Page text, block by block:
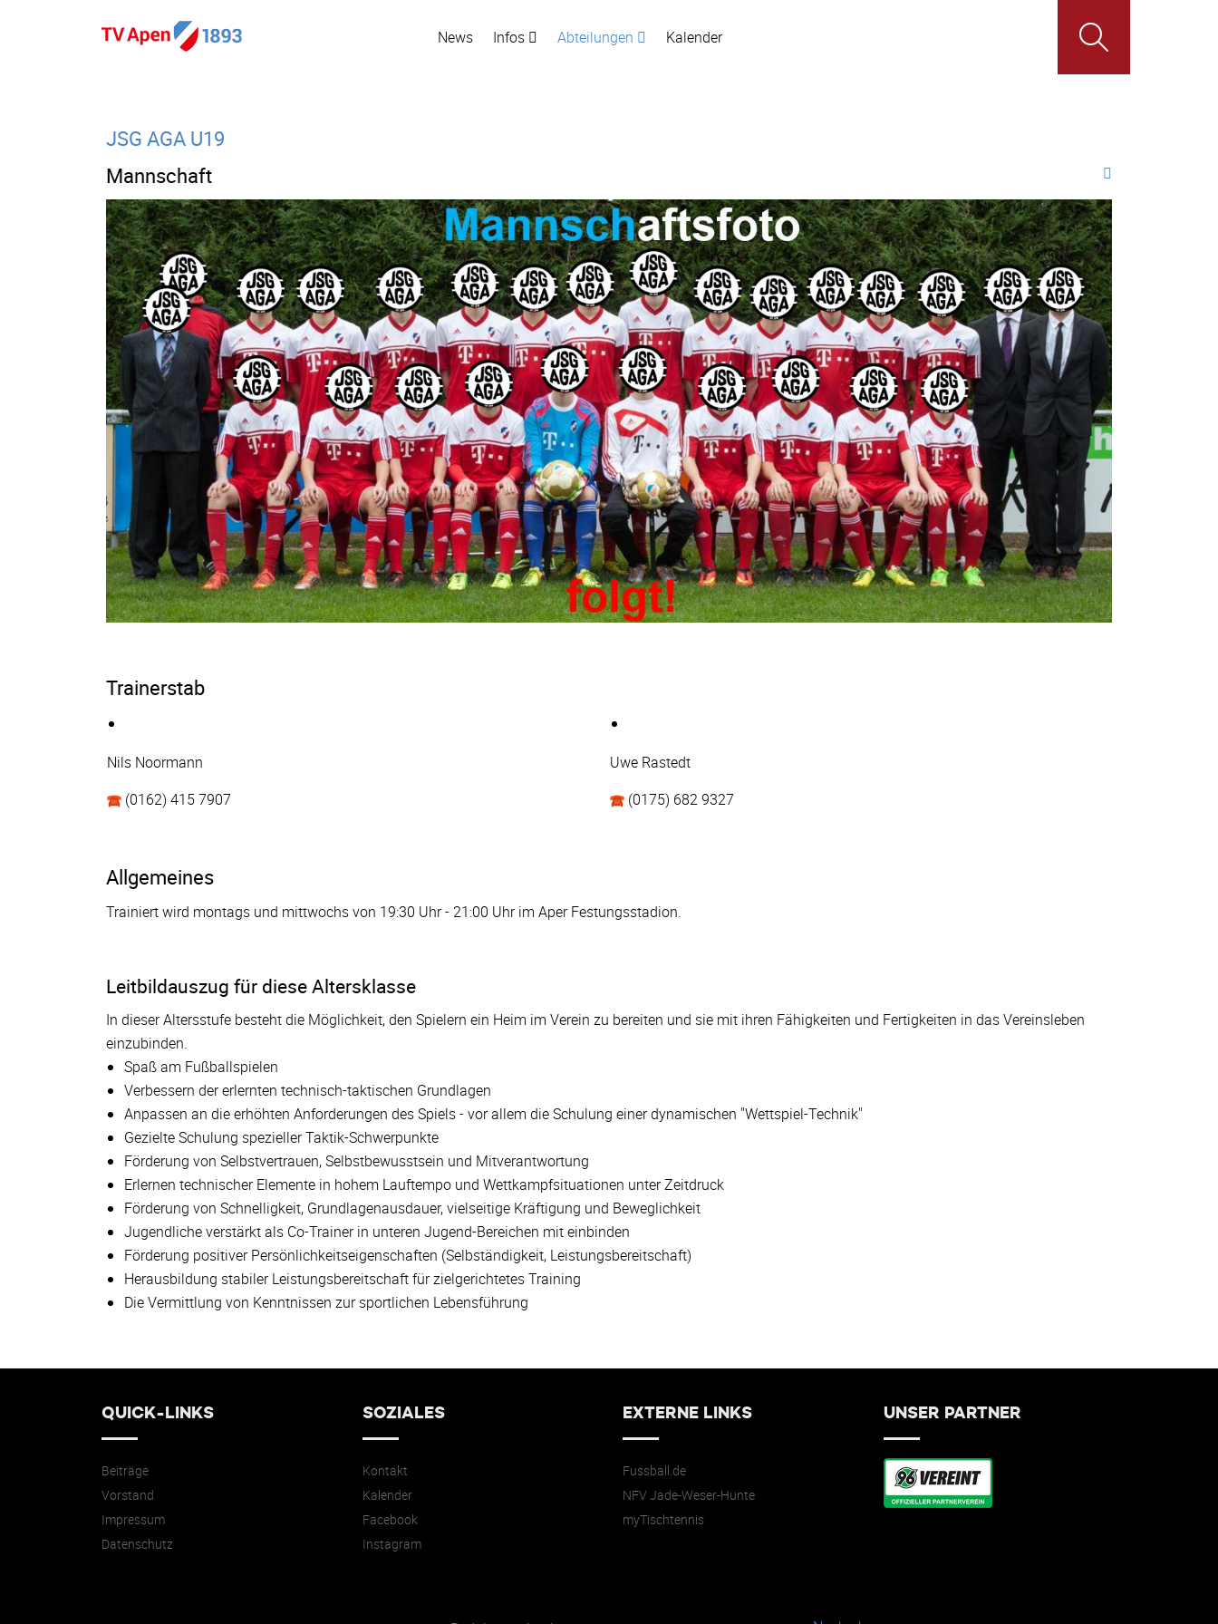
News Infos Abteilungen Kalender
JSG AGA U19
Mannschaft
Trainerstab
Nils Noormann
(0162) 415 7907
Uwe Rastedt
(0175) 682 9327
Allgemeines
Trainiert wird montags und mittwochs von 19:30 Uhr - 21:00 Uhr im Aper Festungsstadion.
Leitbildauszug für diese Altersklasse
In dieser Altersstufe besteht die Möglichkeit, den Spielern ein Heim im Verein zu bereiten und sie mit ihren Fähigkeiten und Fertigkeiten in das Vereinsleben
einzubinden.
Spaß am Fußballspielen
Verbessern der erlernten technisch-taktischen Grundlagen
Anpassen an die erhöhten Anforderungen des Spiels - vor allem die Schulung einer dynamischen "Wettspiel-Technik"
Gezielte Schulung spezieller Taktik-Schwerpunkte
Förderung von Selbstvertrauen, Selbstbewusstsein und Mitverantwortung
Erlernen technischer Elemente in hohem Lauftempo und Wettkampfsituationen unter Zeitdruck
Förderung von Schnelligkeit, Grundlagenausdauer, vielseitige Kräftigung und Beweglichkeit
Jugendliche verstärkt als Co-Trainer in unteren Jugend-Bereichen mit einbinden
Förderung positiver Persönlichkeitseigenschaften (Selbständigkeit, Leistungsbereitschaft)
Herausbildung stabiler Leistungsbereitschaft für zielgerichtetes Training
Die Vermittlung von Kenntnissen zur sportlichen Lebensführung
QUICK-LINKS
Beiträge
Vorstand
Impressum
Datenschutz
SOZIALES
Kontakt
Kalender
Facebook
Instagram
EXTERNE LINKS
Fussball.de
NFV Jade-Weser-Hunte
myTischtennis
UNSER PARTNER